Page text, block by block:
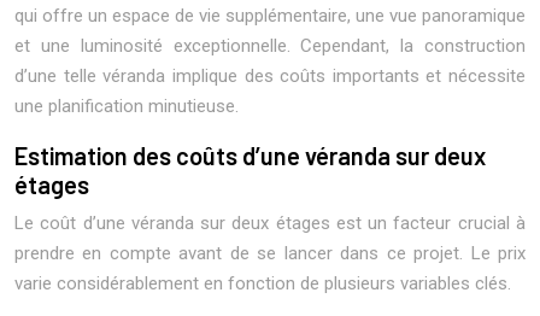
qui offre un espace de vie supplémentaire, une vue panoramique
et une luminosité exceptionnelle. Cependant, la construction
d’une telle véranda implique des coûts importants et nécessite
une planification minutieuse.
Estimation des coûts d’une véranda sur deux
étages
Le coût d’une véranda sur deux étages est un facteur crucial à
prendre en compte avant de se lancer dans ce projet. Le prix
varie considérablement en fonction de plusieurs variables clés.